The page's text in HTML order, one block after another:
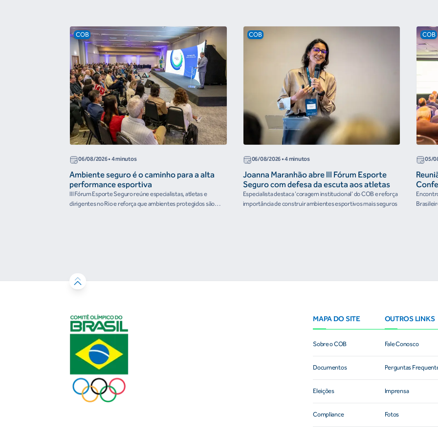
COB
06/08/2026• 4 minutos
Ambiente seguro é o caminho para a alta
performance esportiva
III Fórum Esporte Seguro reúne especialistas, atletas e
dirigentes no Rio e reforça que ambientes protegidos são
COB
06/08/2026• 4 minutos
Joanna Maranhão abre III Fórum Esporte
Seguro com defesa da escuta aos atletas
Especialista destaca 'coragem institucional' do COB e reforça
importância de construir ambientes esportivos mais seguros
COB
05/
the
MAPA DO SITE
Sobre o COB
Documentos
Eleições
Compliance
OUTROS LINKS
Fale Conosco
Perguntas
Imprensa
Fotos